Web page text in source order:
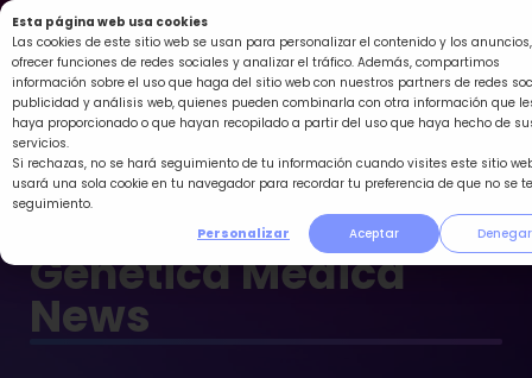
Esta página web usa cookies
Las cookies de este sitio web se usan para personalizar el contenido y los anuncios,
ofrecer funciones de redes sociales y analizar el tráfico. Además, compartimos
información sobre el uso que haga del sitio web con nuestros partners de redes
publicidad y análisis web, quienes pueden combinarla con otra información que
haya proporcionado o que hayan recopilado a partir del uso que haya hecho de
servicios.
Si rechazas, no se hará seguimiento de tu información cuando visites este sitio
usará una sola cookie en tu navegador para recordar tu preferencia de que no se
seguimiento.
Personalizar
Aceptar Denegar
Ir
al
contenido
Genética Médica
News